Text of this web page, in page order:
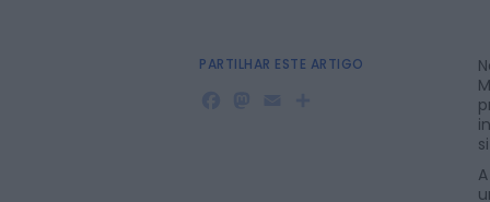
PARTILHAR ESTE ARTIGO